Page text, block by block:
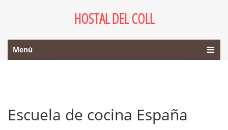
HOSTAL DEL COLL
Menú
Escuela de cocina España